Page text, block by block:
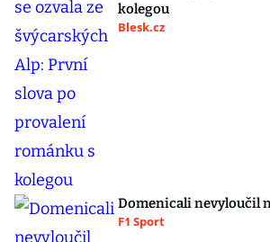
kolegou
Blesk.cz
Domenicali nevyloučil
F1 Sport